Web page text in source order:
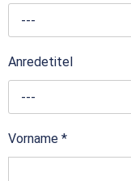
---
Anredetitel
---
Vorname *